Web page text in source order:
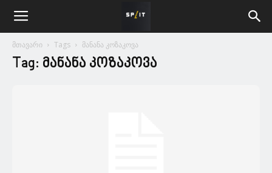
მთავარი Tags მანანა კოზაკოვა
Tag: მანანა კოზაკოვა